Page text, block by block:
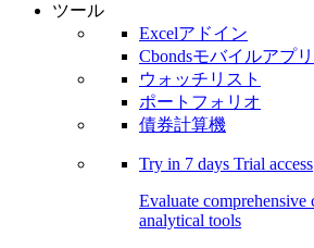
ツール
Excelアドイン
Cbondsモバイルアプリ
ウォッチリスト
ポートフォリオ
債券計算機
Try in 7 days Trial access
Evaluate comprehensive
analytical tools